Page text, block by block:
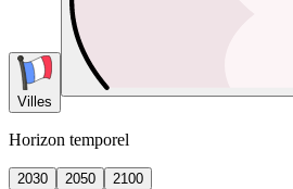
Villes
Horizon temporel
2030 2050
2100